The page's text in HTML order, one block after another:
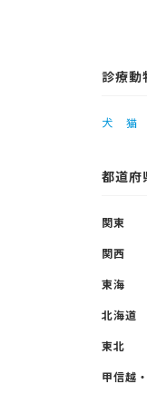
診療動
犬 猫
都道府
関東
関西
東海
北海道
東北
甲信越